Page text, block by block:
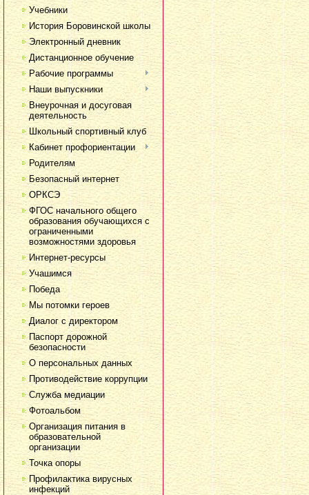
Учебники
История Боровинской школы
Электронный дневник
Дистанционное обучение
Рабочие программы
Наши выпускники
Внеурочная и досуговая
деятельность
Школьный спортивный клуб
Кабинет профориентации
Родителям
Безопасный интернет
ОРКСЭ
ФГОС начального общего
образования обучающихся с
ограниченными
возможностями здоровья
Интернет-ресурсы
Учашимся
Победа
Мы потомки героев
Диалог с директором
Паспорт дорожной
безопасности
О персональных данных
Противодействие коррупции
Служба медиации
Фотоальбом
Организация питания в
образовательной
организации
Точка опоры
Профилактика вирусных
инфекций